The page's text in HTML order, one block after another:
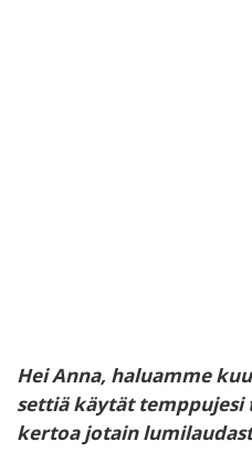
Hei Anna, haluamme
settiä käytät temppujesi
kertoa jotain